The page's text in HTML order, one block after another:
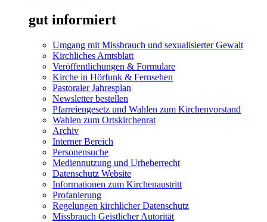
gut informiert
Umgang mit Missbrauch und sexualisierter Gewalt
Kirchliches Amtsblatt
Veröffentlichungen & Formulare
Kirche in Hörfunk & Fernsehen
Pastoraler Jahresplan
Newsletter bestellen
Pfarreiengesetz und Wahlen zum Kirchenvorstand
Wahlen zum Ortskirchenrat
Archiv
Interner Bereich
Personensuche
Mediennutzung und Urheberrecht
Datenschutz Website
Informationen zum Kirchenaustritt
Profanierung
Regelungen kirchlicher Datenschutz
Missbrauch Geistlicher Autorität